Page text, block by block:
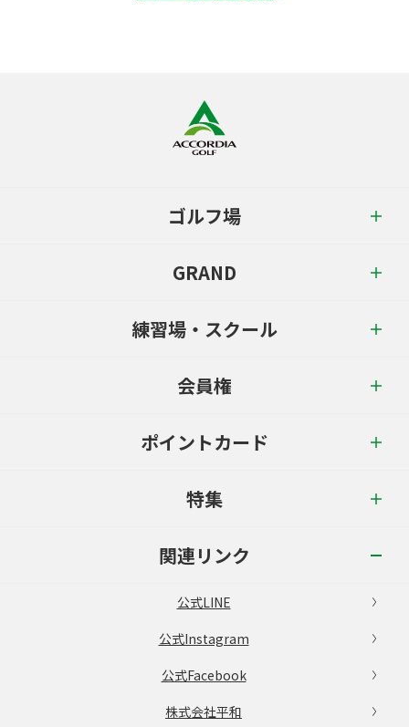
ゴルフ場
GRAND
練習場・スクール
会員権
ポイントカード
特集
関連リンク
公式LINE
公式Instagram
公式Facebook
株式会社平和